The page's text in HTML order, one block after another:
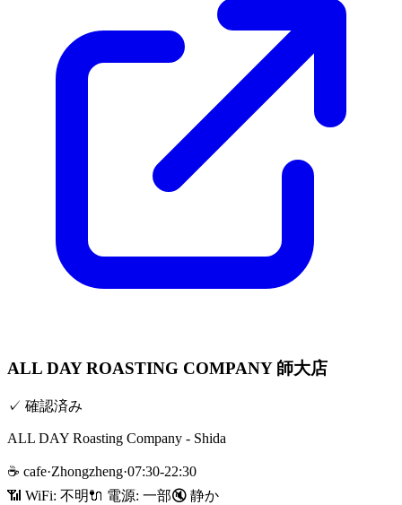
ALL DAY ROASTING COMPANY 師大店
✓ 確認済み
ALL DAY Roasting Company - Shida
☕ cafe·Zhongzheng·07:30-22:30
📶 WiFi: 不明🔌 電源: 一部🔇 静か